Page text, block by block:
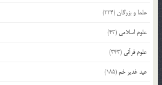
علما و بزرگان(224)
علوم اسلامی (43)
علوم قرآنی (343)
عید غدیر خم(185)